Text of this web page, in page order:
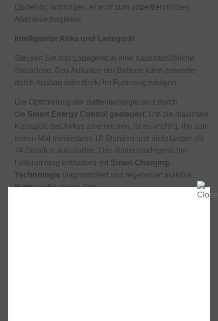
(Zubehör) anbringen, er wird zum unzertrennlichen
Abenteuerbegleiter.
Intelligenter Akku und Ladegerät
Stecken Sie das Ladegerät in eine haushaltsübliche
Steckdose. Das Aufladen der Batterie kann entweder
durch Ausbau oder direkt im Fahrzeug erfolgen.
Die Optimierung der Batterieenergie wird durch
die Smart Energy Control gesteuert. Um die maximale
Kapazität des Akkus zu erreichen, ist es wichtig, ihn zum
ersten Mal mindestens 18 Stunden und nicht länger als
24 Stunden aufzuladen. Das Batterieladegerät (im
Lieferumfang enthalten) mit Smart-Charging-
Technologie diagnostiziert und regeneriert inaktive
Batterien für einige Zeit.